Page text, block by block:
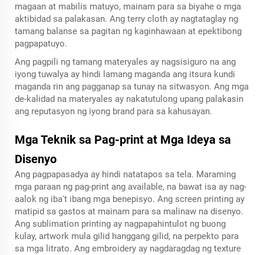
magaan at mabilis matuyo, mainam para sa biyahe o mga
aktibidad sa palakasan. Ang terry cloth ay nagtataglay ng
tamang balanse sa pagitan ng kaginhawaan at epektibong
pagpapatuyo.
Ang pagpili ng tamang materyales ay nagsisiguro na ang
iyong tuwalya ay hindi lamang maganda ang itsura kundi
maganda rin ang pagganap sa tunay na sitwasyon. Ang mga
de-kalidad na materyales ay nakatutulong upang palakasin
ang reputasyon ng iyong brand para sa kahusayan.
Mga Teknik sa Pag-print at Mga Ideya sa
Disenyo
Ang pagpapasadya ay hindi natatapos sa tela. Maraming
mga paraan ng pag-print ang available, na bawat isa ay nag-
aalok ng iba't ibang mga benepisyo. Ang screen printing ay
matipid sa gastos at mainam para sa malinaw na disenyo.
Ang sublimation printing ay nagpapahintulot ng buong
kulay, artwork mula gilid hanggang gilid, na perpekto para
sa mga litrato. Ang embroidery ay nagdaragdag ng texture